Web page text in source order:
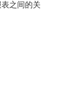
之间的关